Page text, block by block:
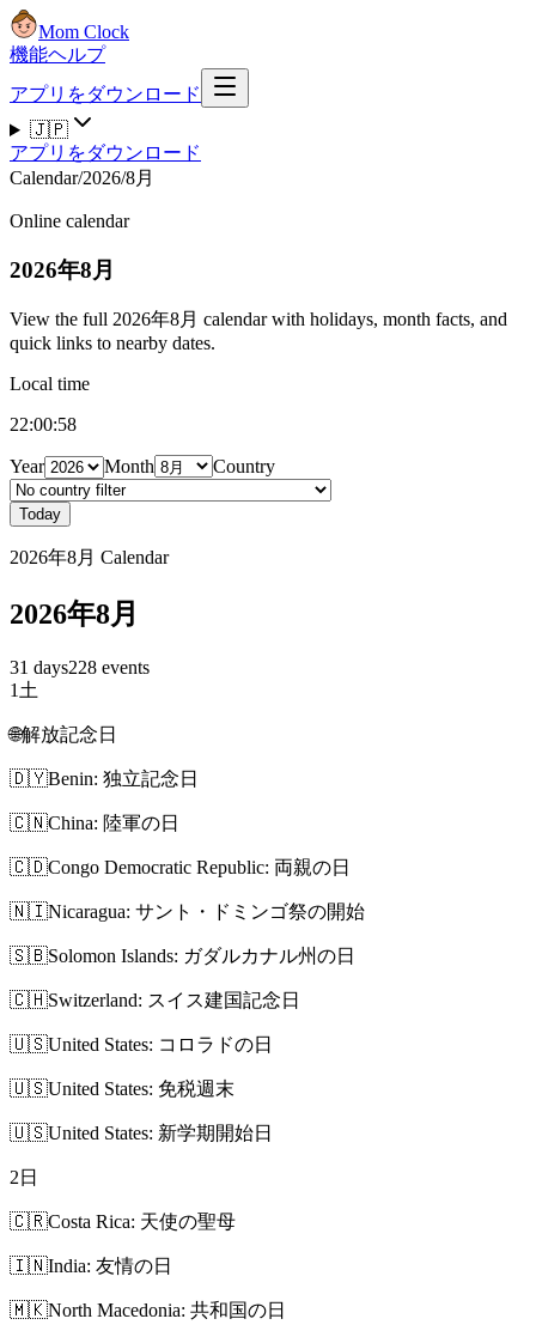
Mom Clock
機能ヘルプ
アプリをダウンロード
🇯🇵
アプリをダウンロード
Calendar/2026/8月
Online calendar
2026年8月
View the full 2026年8月 calendar with holidays, month facts, and
quick links to nearby dates.
Local time
22:00:59
Year Month Country
Today
2026年8月 Calendar
2026年8月
31 days228 events
1 土
🌐解放記念日
🇩🇾Benin: 独立記念日
🇨🇳China: 陸軍の日
🇨🇩Congo Democratic Republic: 両親の日
🇳🇮Nicaragua: サント・ドミンゴ祭の開始
🇸🇧Solomon Islands: ガダルカナル州の日
🇨🇭Switzerland: スイス建国記念日
🇺🇸United States: コロラドの日
🇺🇸United States: 免税週末
🇺🇸United States: 新学期開始日
2 日
🇨🇷Costa Rica: 天使の聖母
🇮🇳India: 友情の日
🇲🇰North Macedonia: 共和国の日